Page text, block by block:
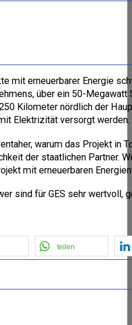
mit erneuerbarer Energie
über ein 50-
Kilometer nördlich der
Elektrizität versorgt
warum das Projekt in
der staatlichen Partner.
mit erneuerbaren
sind für GES sehr
teilen